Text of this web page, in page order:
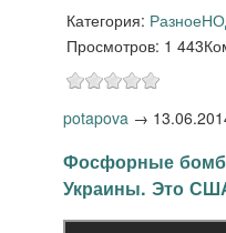
Категория: Разное
Просмотров: 1 443
potapova →
Фосфорные
Украины. Это